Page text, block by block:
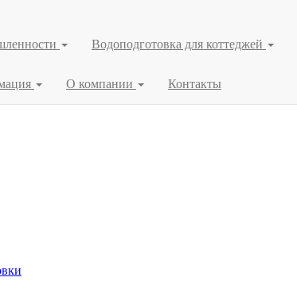
Водоподготовка для коттеджей
О компании Контакты